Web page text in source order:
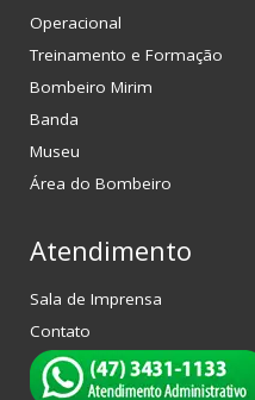
Operacional
Treinamento e Formação
Bombeiro Mirim
Banda
Museu
Área do Bombeiro
Atendimento
Sala de Imprensa
Contato